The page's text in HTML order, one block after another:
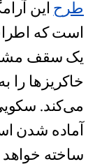
طرح این
است که
یک سقف
خاکریزها
می‌کند.
آماده شدن
ساخته